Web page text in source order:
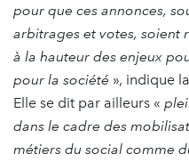
pour que ces annonces,
arbitrages et votes, soient
à la hauteur des enjeux
pour la société », indique
Elle se dit par ailleurs «
dans le cadre des
métiers du social comme